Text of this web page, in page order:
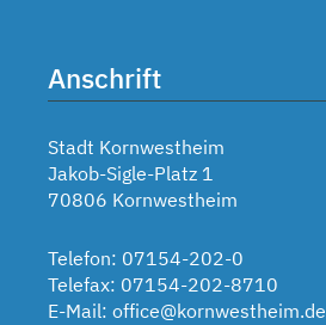
Anschrift
Stadt Kornwestheim
Jakob-Sigle-Platz 1
70806 Kornwestheim
Telefon: 07154-202-0
Telefax: 07154-202-8710
E-Mail: office@kornwestheim.de